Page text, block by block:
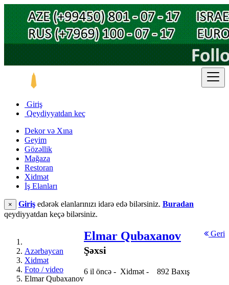
Giriş
Qeydiyyatdan keç
Dekor və Xına
Geyim
Gözəllik
Mağaza
Restoran
Xidmət
İş Elanları
× Giriş edərək elanlarınızı idarə edə bilərsiniz. Buradan
qeydiyyatdan keçə bilərsiniz.
Azərbaycan
Xidmət
Foto / video
Elmar Qubaxanov
Geri
Elmar Qubaxanov
Şəxsi
6 il öncə - Xidmət - 892 Baxış